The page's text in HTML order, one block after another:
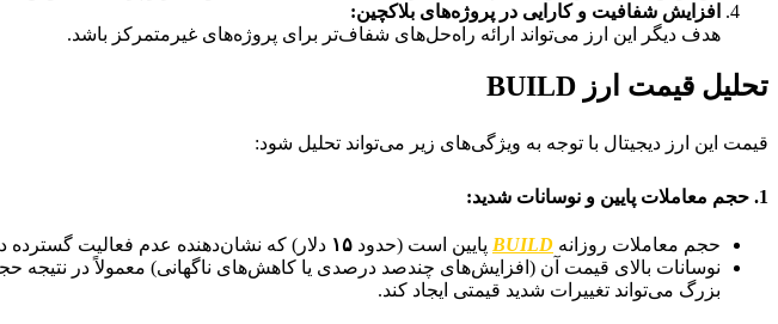
افزایش شفافیت و کارایی در پروژه‌های بلاکچین:
هدف دیگر این ارز می‌تواند ارائه راه‌حل‌های شفاف‌تر برای پروژه‌های غیرمتمرکز باشد.
تحلیل قیمت ارز BUILD
قیمت این ارز دیجیتال با توجه به ویژگی‌های زیر می‌تواند تحلیل شود:
1. حجم معاملات پایین و نوسانات شدید:
حجم معاملات روزانه BUILD پایین است (حدود ۱۵ دلار) که نشان‌دهنده عدم فعالیت گسترده
نوسانات بالای قیمت آن (افزایش‌های چندصد درصدی یا کاهش‌های ناگهانی) معمولاً در
بزرگ می‌تواند تغییرات شدید قیمتی ایجاد کند.